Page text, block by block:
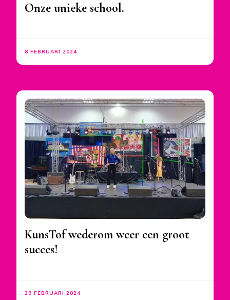
Onze unieke school.
8 FEBRUARI 2024
KunsTof wederom weer een groot
succes!
29 FEBRUARI 2024